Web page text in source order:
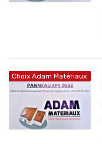
Choix Adam Matériaux